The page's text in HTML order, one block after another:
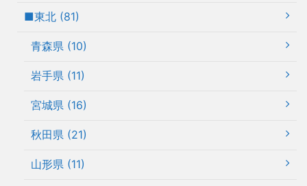
■東北 (81)
青森県 (10)
岩手県 (11)
宮城県 (16)
秋田県 (21)
山形県 (11)